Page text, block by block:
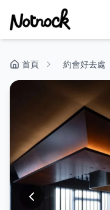
首頁 約會好去處